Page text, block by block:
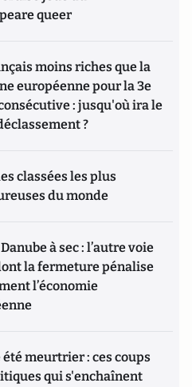
queer
moins riches que la
européenne pour la 3e
: jusqu'où ira le
?
classées les plus
du monde
à sec : l’autre voie
la fermeture pénalise
l’économie
meurtrier : ces coups
qui s'enchaînent